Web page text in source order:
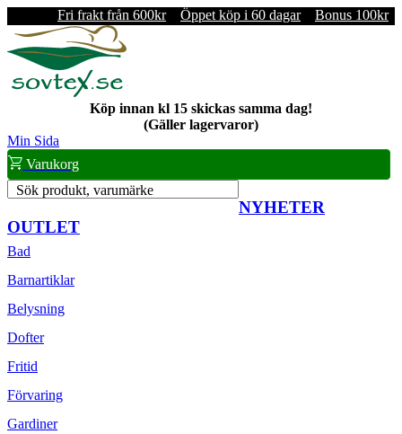
Fri frakt från 600kr Öppet köp i 60 dagar Bonus 100kr
Köp innan kl 15 skickas samma dag!
(Gäller lagervaror)
Min Sida
Varukorg
Sök produkt, varumärke
NYHETER
OUTLET
Bad
Barnartiklar
Belysning
Dofter
Fritid
Förvaring
Gardiner